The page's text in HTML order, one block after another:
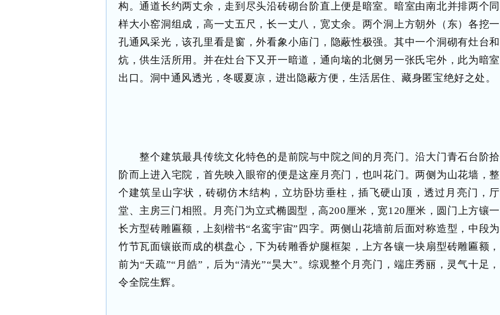
构。通道长约两丈余，走到尽头沿砖砌台阶直上便是暗室。暗室由南北并排两个同
样大小窑洞组成，高一丈五尺，长一丈八，宽丈余。两个洞上方朝外（东）各挖一
孔通风采光，该孔里看是窗，外看象小庙门，隐蔽性极强。其中一个洞砌有灶台和
炕，供生活所用。并在灶台下又开一暗道，通向垴的北侧另一张氏宅外，此为暗室
出口。洞中通风透光，冬暖夏凉，进出隐蔽方便，生活居住、藏身匿宝绝好之处。
整个建筑最具传统文化特色的是前院与中院之间的月亮门。沿大门青石台阶拾
阶而上进入宅院，首先映入眼帘的便是这座月亮门，也叫花门。两侧为山花墙，整
个建筑呈山字状，砖砌仿木结构，立坊卧坊垂柱，插飞硬山顶，透过月亮门，厅
堂、主房三门相照。月亮门为立式椭圆型，高200厘米，宽120厘米，圆门上方镶一
长方型砖雕匾额，上刻楷书“名鸾宇宙”四字。两侧山花墙前后面对称造型，中段为
竹节瓦面镶嵌而成的棋盘心，下为砖雕香炉腿框架，上方各镶一块扇型砖雕匾额，
前为“天疏”“月皓”，后为“清光”“昊大”。综观整个月亮门，端庄秀丽，灵气十足，
令全院生辉。